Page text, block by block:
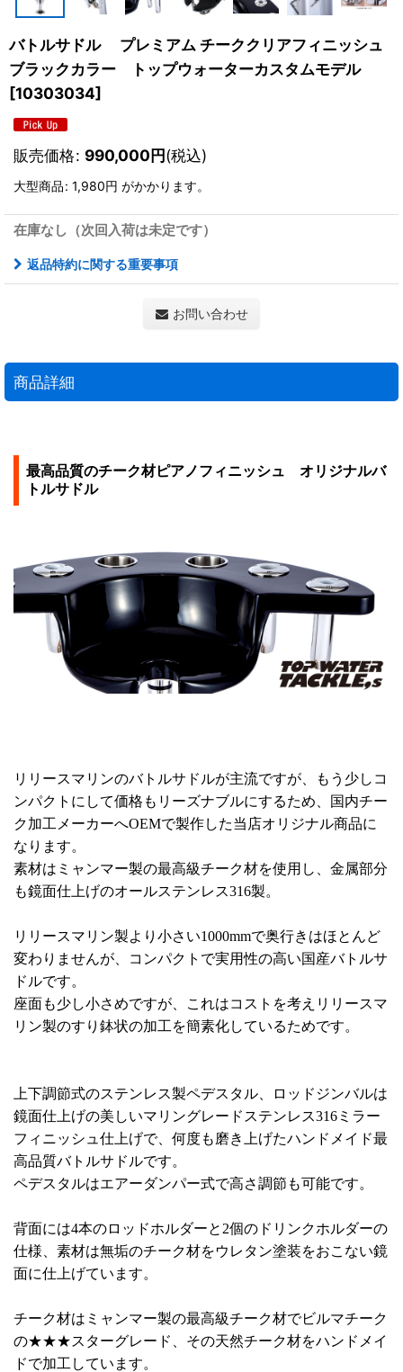
バトルサドル プレミアム チーククリアフィニッシュ
ブラックカラー トップウォーターカスタムモデル
[10303034]
販売価格: 990,000円(税込)
大型商品: 1,980円 がかかります。
在庫なし（次回入荷は未定です）
返品特約に関する重要事項
お問い合わせ
商品詳細
最高品質のチーク材ピアノフィニッシュ オリジナルバ
トルサドル
リリースマリンのバトルサドルが主流ですが、もう少しコ
ンパクトにして価格もリーズナブルにするため、国内チー
ク加工メーカーへOEMで製作した当店オリジナル商品に
なります。
素材はミャンマー製の最高級チーク材を使用し、金属部分
も鏡面仕上げのオールステンレス316製。
リリースマリン製より小さい1000mmで奥行きはほとんど
変わりませんが、コンパクトで実用性の高い国産バトルサ
ドルです。
座面も少し小さめですが、これはコストを考えリリースマ
リン製のすり鉢状の加工を簡素化しているためです。
上下調節式のステンレス製ペデスタル、ロッドジンバルは
鏡面仕上げの美しいマリングレードステンレス316ミラー
フィニッシュ仕上げで、何度も磨き上げたハンドメイド最
高品質バトルサドルです。
ペデスタルはエアーダンパー式で高さ調節も可能です。
背面には4本のロッドホルダーと2個のドリンクホルダーの
仕様、素材は無垢のチーク材をウレタン塗装をおこない鏡
面に仕上げています。
チーク材はミャンマー製の最高級チーク材でビルマチーク
の★★★スターグレード、その天然チーク材をハンドメイ
ドで加工しています。